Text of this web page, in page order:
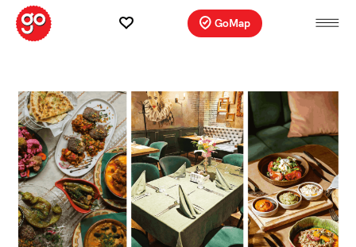
GoMap